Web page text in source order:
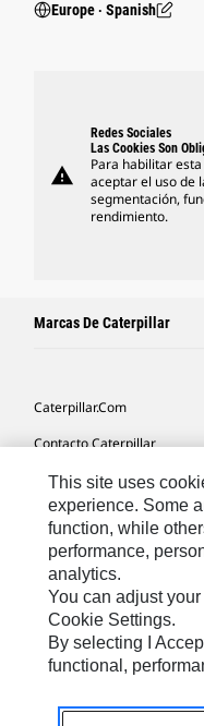
Europe ‧ Spanish
warning
Redes Sociales
Las Cookies Son
Para habilitar
aceptar el uso de
segmentación,
rendimiento.
Marcas De Caterpillar
Caterpillar.com
Contacto Caterpillar
Mis Preferencias De
Mapa Del Sitio
Cookie Settings
Aviso Legal
Privacidad
Europe-Spanish© 2026
This site uses
experience. Some
function, while
performance,
analytics.
You can adjust
Cookie Settings.
By selecting I
functional,